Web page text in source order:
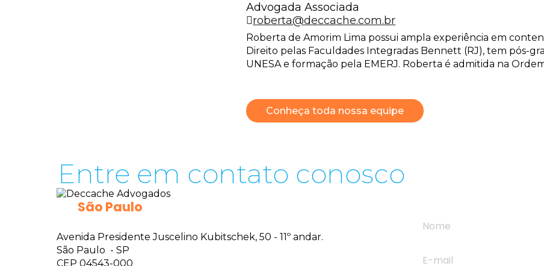
Advogada Associada
roberta@deccache.com.br
Roberta de Amorim Lima possui ampla experiência em
Direito pelas Faculdades Integradas Bennett (RJ), tem pós-
UNESA e formação pela EMERJ. Roberta é admitida na
Conheça toda nossa equipe
Entre em contato conosco
São Paulo
Avenida Presidente Juscelino Kubitschek, 50 - 11º andar.
São Paulo - SP
CEP 04543-000